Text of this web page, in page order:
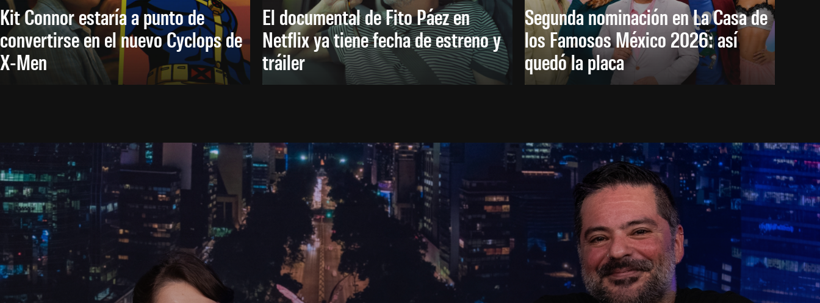
Kit Connor estaría a punto de
convertirse en el nuevo Cyclops de
X-Men
El documental de Fito Páez en
Netflix ya tiene fecha de estreno y
tráiler
Segunda nominación en La Casa de
los Famosos México 2026: así
quedó la placa